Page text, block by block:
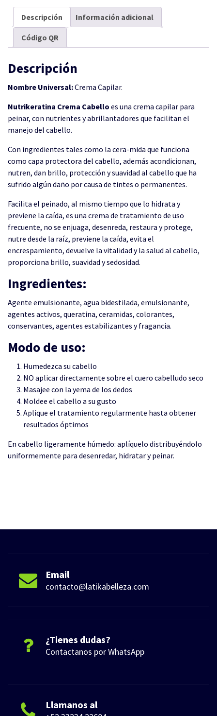
cantidad
Descripción Información adicional
Código QR
Descripción
Nombre Universal:Crema Capilar.
Nutrikeratina Crema Cabello es una crema capilar para
peinar, con nutrientes y abrillantadores que facilitan el
manejo del cabello.
Con ingredientes tales como la cera-mida que funciona
como capa protectora del cabello, además acondicionan,
nutren, dan brillo, protección y suavidad al cabello que ha
sufrido algún daño por causa de tintes o permanentes.
Facilita el peinado, al mismo tiempo que lo hidrata y
previene la caída, es una crema de tratamiento de uso
frecuente, no se enjuaga, desenreda, restaura y protege,
nutre desde la raíz, previene la caída, evita el
encrespamiento, devuelve la vitalidad y la salud al cabello,
proporciona brillo, suavidad y sedosidad.
Ingredientes:
Agente emulsionante, agua bidestilada, emulsionante,
agentes activos, queratina, ceramidas, colorantes,
conservantes, agentes estabilizantes y fragancia.
Modo de uso:
Humedezca su cabello
NO aplicar directamente sobre el cuero cabelludo seco
Masajee con la yema de los dedos
Moldee el cabello a su gusto
Aplique el tratamiento regularmente hasta obtener
resultados óptimos
En cabello ligeramente húmedo: aplíquelo distribuyéndolo
uniformemente para desenredar, hidratar y peinar.
Email
contacto@latikabelleza.com
¿Tienes dudas?
Contactanos por WhatsApp
Llamanos al